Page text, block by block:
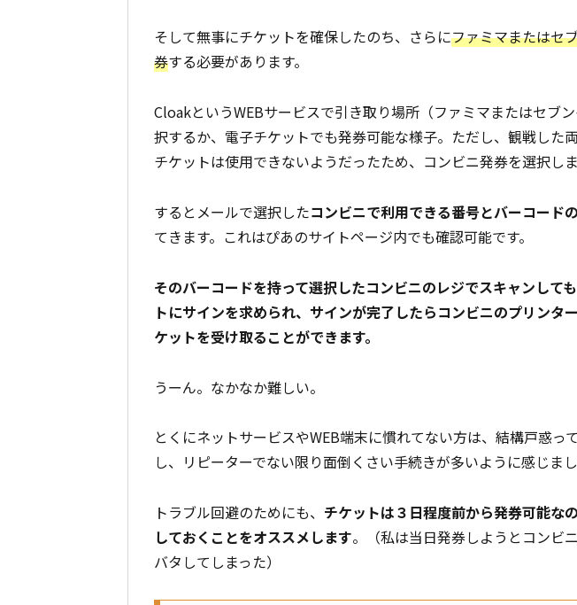
そして無事にチケットを確保したのち、さらにファミマまたはセ
券する必要があります。
CloakというWEBサービスで引き取り場所（ファミマまたはセブ
択するか、電子チケットでも発券可能な様子。ただし、観戦した
チケットは使用できないようだったため、コンビニ発券を選択しま
するとメールで選択したコンビニで利用できる番号とバーコード
てきます。これはぴあのサイトページ内でも確認可能です。
そのバーコードを持って選択したコンビニのレジでスキャンして
トにサインを求められ、サインが完了したらコンビニのプリンタ
ケットを受け取ることができます。
うーん。なかなか難しい。
とくにネットサービスやWEB端末に慣れてない方は、結構戸惑っ
し、リピーターでない限り面倒くさい手続きが多いように感じまし
トラブル回避のためにも、 チケットは３日程度前から発券可能な
しておくことをオススメします。（私は当日発券しようとコンビ
バタしてしまった）